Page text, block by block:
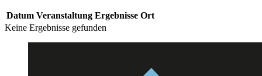
Datum Veranstaltung Ergebnisse Ort
Keine Ergebnisse gefunden